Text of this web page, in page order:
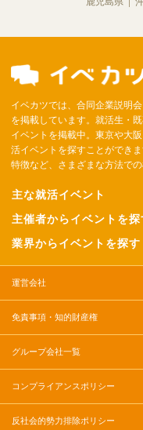
イベカツでは、合同企業説明
を掲載しています。就活生・
イベントを掲載中。東京や大
活イベントを探すことができ
特徴など、さまざまな方法での
主な就活イベント
主催者からイベントを探
業界からイベントを探す
運営会社
免責事項・知的財産権
グループ会社一覧
コンプライアンスポリシー
反社会的勢力排除ポリシー